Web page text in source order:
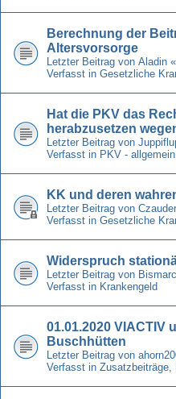
Berechnung der
Altersvorsorge
Letzter Beitrag von Aladin «
Verfasst in Gesetzliche
Hat die PKV das
herabzusetzen
Letzter Beitrag von
Verfasst in PKV - allgemein
KK und deren
Letzter Beitrag von
Verfasst in Gesetzliche
Widerspruch
Letzter Beitrag von
Verfasst in Krankengeld
01.01.2020 VIACTIV
Buschhütten
Letzter Beitrag von
Verfasst in Zusatzbeiträge,